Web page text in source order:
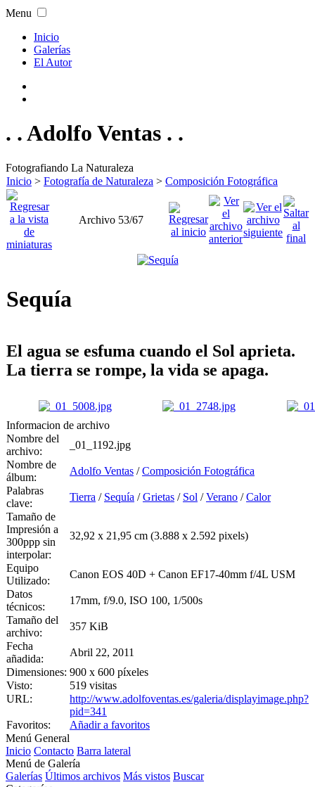
Menu
Inicio
Galerías
El Autor
. . Adolfo Ventas . .
Fotografiando La Naturaleza
Inicio > Fotografía de Naturaleza > Composición Fotográfica
Archivo 53/67
Sequía
El agua se esfuma cuando el Sol aprieta.
La tierra se rompe, la vida se apaga.
Informacion de archivo
Nombre del
archivo:
_01_1192.jpg
Nombre de
álbum:
Adolfo Ventas /Composición Fotográfica
Palabras
clave:
Tierra / Sequía /Grietas / Sol /Verano /Calor
Tamaño de
Impresión a
300ppp sin
interpolar:
32,92 x 21,95 cm (3.888 x 2.592 pixels)
Equipo
Utilizado:
Canon EOS 40D + Canon EF17-40mm f/4L USM
Datos
técnicos:
17mm, f/9.0, ISO 100, 1/500s
Tamaño del
archivo:
357 KiB
Fecha
añadida:
Abril 22, 2011
Dimensiones: 900 x 600 píxeles
Visto:
519 visitas
URL:
http://www.adolfoventas.es/galeria/displayimage.php?
pid=341
Favoritos:
Añadir a favoritos
Menú General
Inicio Contacto Barra lateral
Menú de Galería
Galerías Últimos archivos Más vistos Buscar